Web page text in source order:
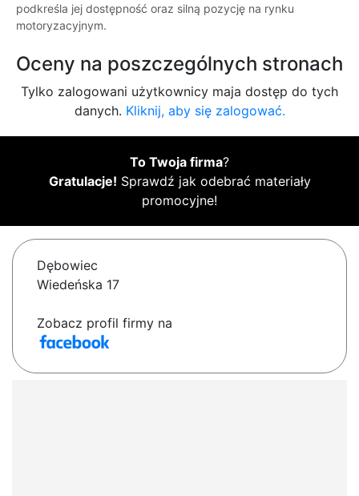
podkreśla jej dostępność oraz silną pozycję na rynku
motoryzacyjnym.
Oceny na poszczególnych stronach
Tylko zalogowani użytkownicy maja dostęp do tych
danych. Kliknij, aby się zalogować.
To Twoja firma?
Gratulacje! Sprawdź jak odebrać materiały
promocyjne!
Dębowiec
Wiedeńska 17
Zobacz profil firmy na